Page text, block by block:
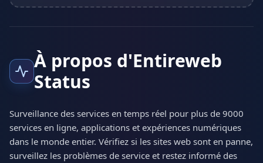
À propos d'Entireweb
Status
Surveillance des services en temps réel pour plus de 9000
services en ligne, applications et expériences numériques
dans le monde entier. Vérifiez si les sites web sont en panne,
surveillez les problèmes de service et restez informé des